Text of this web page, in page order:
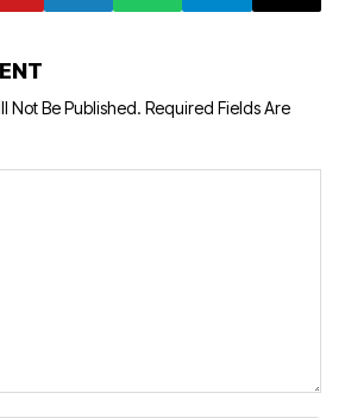
Not Be Published. Required Fields Are